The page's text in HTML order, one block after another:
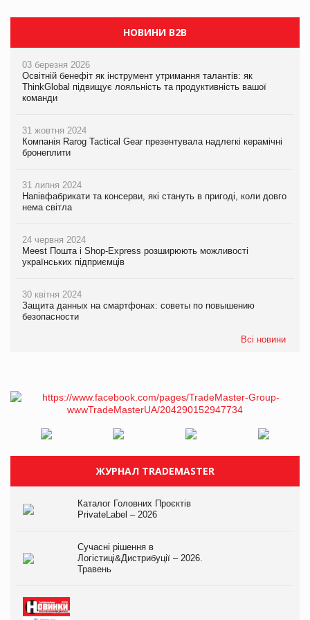
НОВИНИ B2B
03 березня 2026
Освітній бенефіт як інструмент утримання талантів: як
ThinkGlobal підвищує лояльність та продуктивність вашої
команди
31 жовтня 2024
Компанія Rarog Tactical Gear презентувала надлегкі керамічні
бронеплити
31 липня 2024
Напівфабрикати та консерви, які стануть в пригоді, коли довго
нема світла
24 червня 2024
Meest Пошта і Shop-Express розширюють можливості
українських підприємців
30 квітня 2024
Защита данных на смартфонах: советы по повышению
безопасности
Всі новини
ЖУРНАЛ TRADEMASTER
Каталог Головних Проєктів
PrivateLabel – 2026
Сучасні рішення в
Логістиці&Дистрибуції – 2026.
Травень